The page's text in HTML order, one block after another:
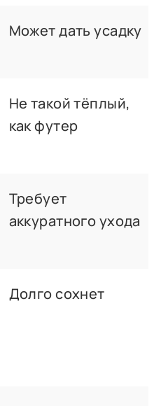
Может дать усадку
Не такой тёплый,
как футер
Требует
аккуратного ухода
Долго сохнет